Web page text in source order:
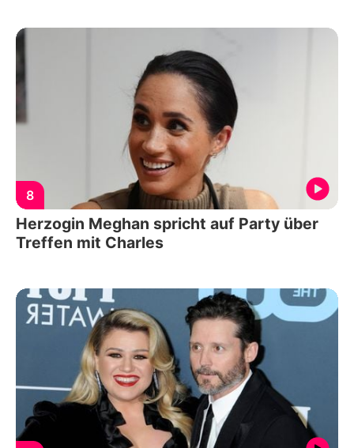
8
Herzogin Meghan spricht auf Party über
Treffen mit Charles